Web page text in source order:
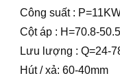
Công suất :
Cột áp : H=70.8-
Lưu lượng : Q=24-
Hút / xả: 60-40mm